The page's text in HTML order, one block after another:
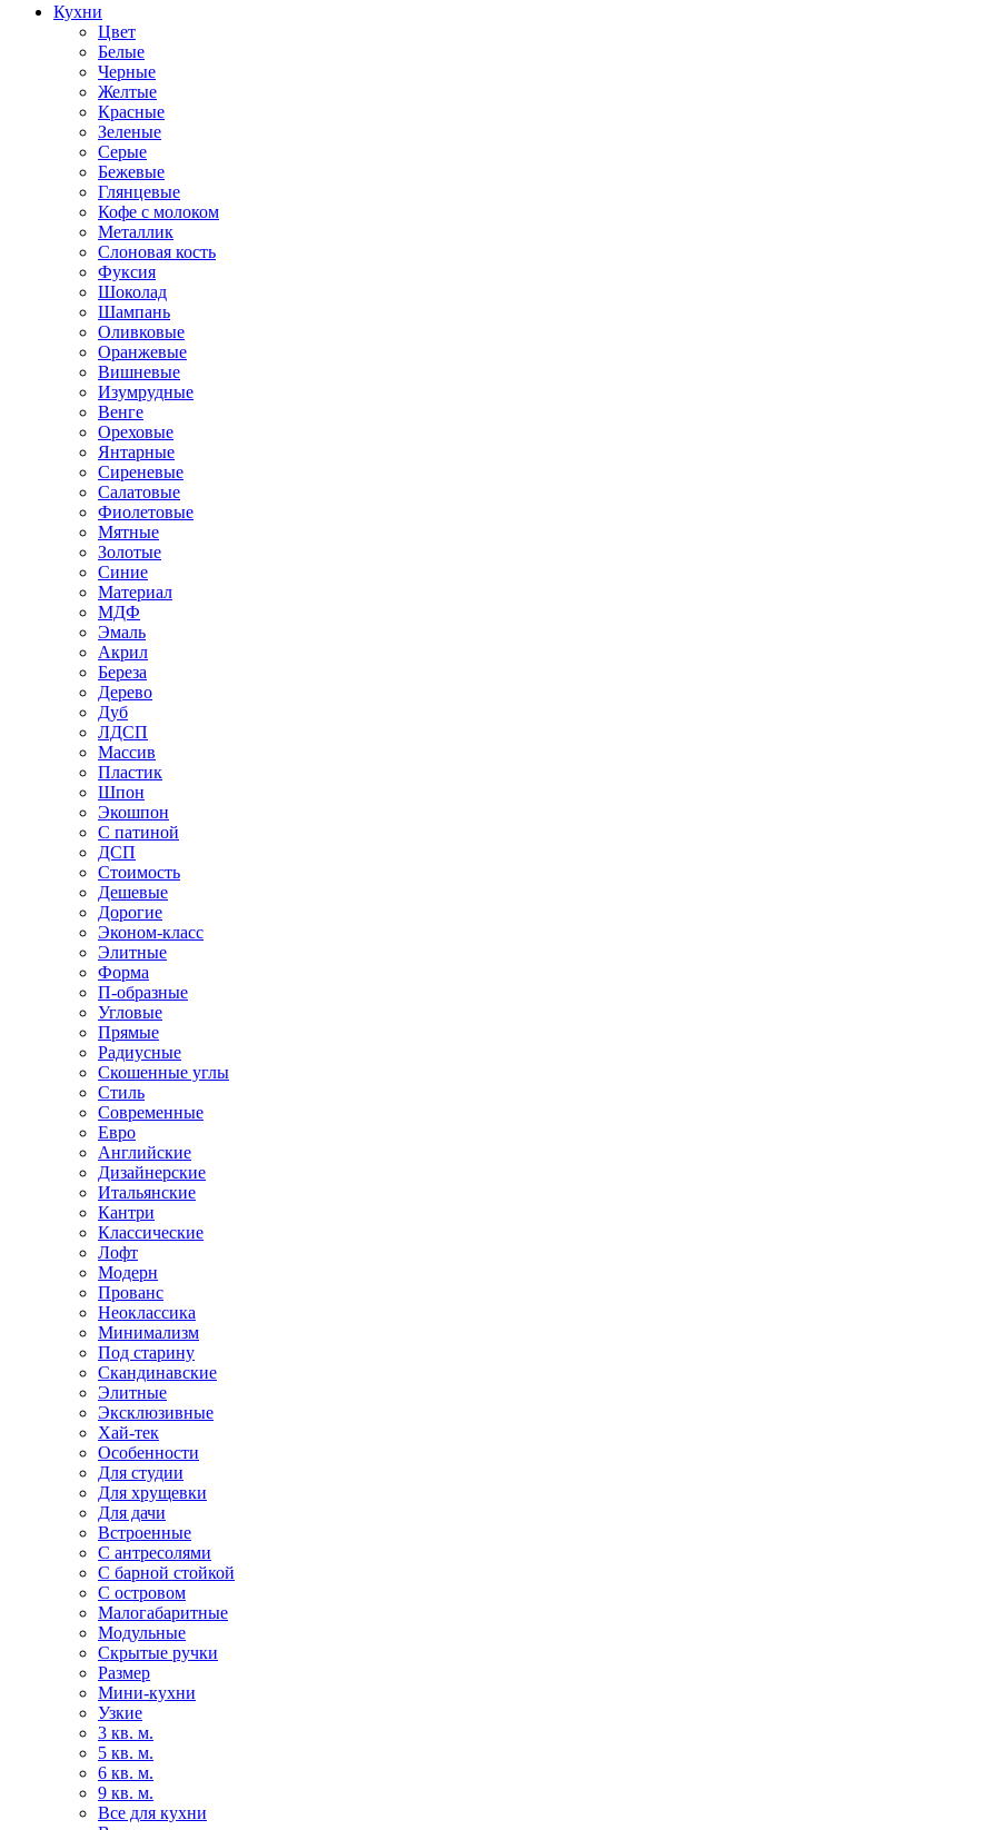
Кухни
Цвет
Белые
Черные
Желтые
Красные
Зеленые
Серые
Бежевые
Глянцевые
Кофе с молоком
Металлик
Слоновая кость
Фуксия
Шоколад
Шампань
Оливковые
Оранжевые
Вишневые
Изумрудные
Венге
Ореховые
Янтарные
Сиреневые
Салатовые
Фиолетовые
Мятные
Золотые
Синие
Материал
МДФ
Эмаль
Акрил
Береза
Дерево
Дуб
ЛДСП
Массив
Пластик
Шпон
Экошпон
С патиной
ДСП
Стоимость
Дешевые
Дорогие
Эконом-класс
Элитные
Форма
П-образные
Угловые
Прямые
Радиусные
Скошенные углы
Стиль
Современные
Евро
Английские
Дизайнерские
Итальянские
Кантри
Классические
Лофт
Модерн
Прованс
Неоклассика
Минимализм
Под старину
Скандинавские
Элитные
Эксклюзивные
Хай-тек
Особенности
Для студии
Для хрущевки
Для дачи
Встроенные
С антресолями
С барной стойкой
С островом
Малогабаритные
Модульные
Скрытые ручки
Размер
Мини-кухни
Узкие
3 кв. м.
5 кв. м.
6 кв. м.
9 кв. м.
Все для кухни